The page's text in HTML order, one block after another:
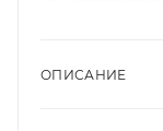
ОПИСАНИЕ